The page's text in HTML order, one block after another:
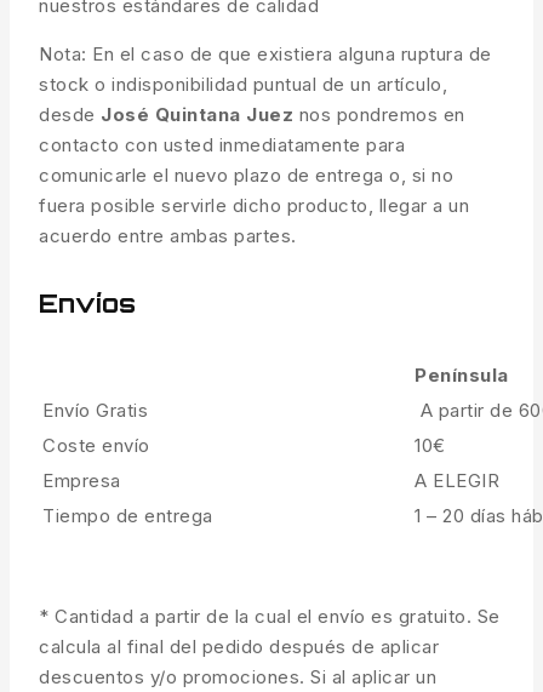
nuestros estándares de calidad
Nota: En el caso de que existiera alguna ruptura de
stock o indisponibilidad puntual de un artículo,
desde José Quintana Juez nos pondremos en
contacto con usted inmediatamente para
comunicarle el nuevo plazo de entrega o, si no
fuera posible servirle dicho producto, llegar a un
acuerdo entre ambas partes.
Envíos
Península
Envío Gratis
A partir de
Coste envío
10€
Empresa
A ELEGIR
Tiempo de entrega
1 – 20 días
* Cantidad a partir de la cual el envío es gratuito. Se
calcula al final del pedido después de aplicar
descuentos y/o promociones. Si al aplicar un